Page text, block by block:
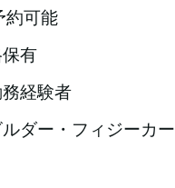
約可能
有
経験者
ダー・フィジーカー